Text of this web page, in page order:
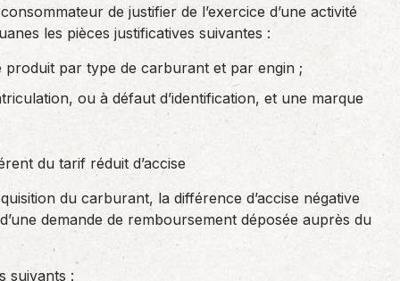
de justifier de l’exercice d’une activité
les pièces justificatives suivantes :
produit par type de carburant et par engin ;
ou à défaut d’identification, et une marque
du tarif réduit d’accise
du carburant, la différence d’accise négative
demande de remboursement déposée auprès du
suivants :